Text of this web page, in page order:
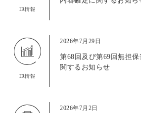
IR情報
IR情報
2026年7月29日
第68回及び第69回無担
関するお知らせ
2026年7月2日